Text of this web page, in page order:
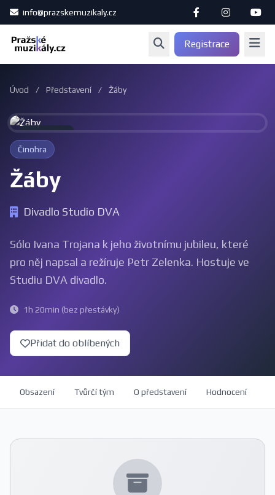
info@prazskemuzikaly.cz
Registrace
Úvod / Představení / Žáby
Činohra
Žáby
Divadlo Studio DVA
Sólo Ivana Trojana k jeho životnímu jubileu, které
pro něj napsal a režíruje Petr Zelenka. Hostuje ve
Studiu DVA divadlo.
1h 20min (bez přestávky)
Přidat do oblíbených
Obsazení Tvůrčí tým O představení Hodnocení